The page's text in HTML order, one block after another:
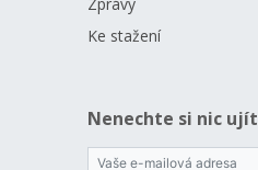
Ke stažení
Nenechte si nic ujít